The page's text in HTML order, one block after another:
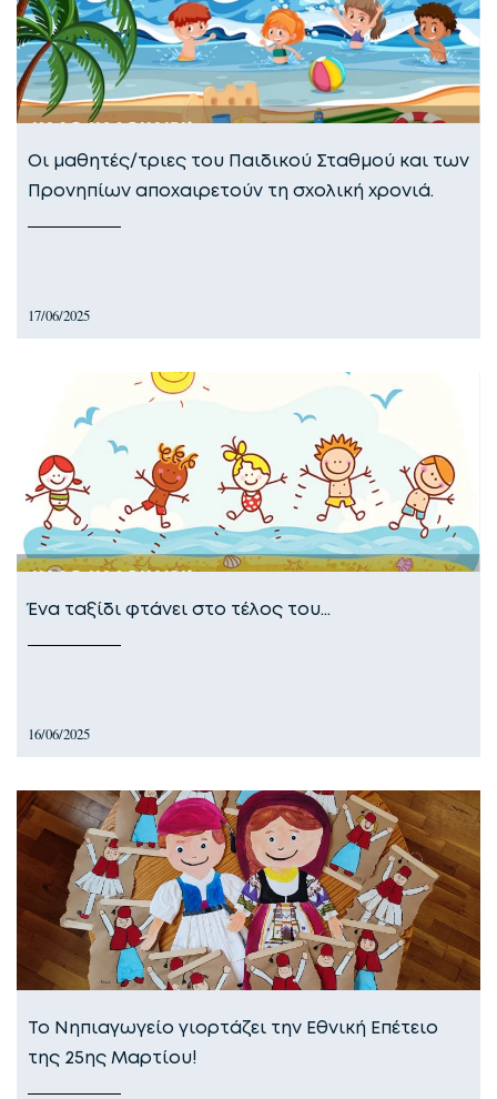
Οι μαθητές/τριες του Παιδικού Σταθμού και των
Προνηπίων αποχαιρετούν τη σχολική χρονιά.
17/06/2025
Ένα ταξίδι φτάνει στο τέλος του…
16/06/2025
Το Νηπιαγωγείο γιορτάζει την Εθνική Επέτειο
της 25ης Μαρτίου!